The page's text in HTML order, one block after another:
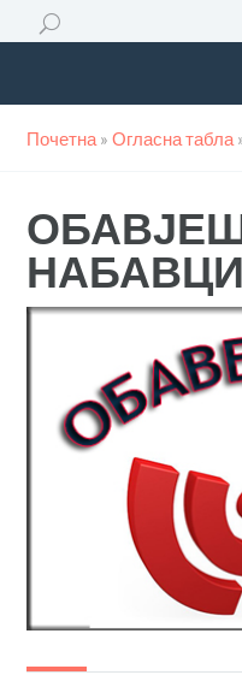
Почетна »Огласна табла
НАБАВЦИ